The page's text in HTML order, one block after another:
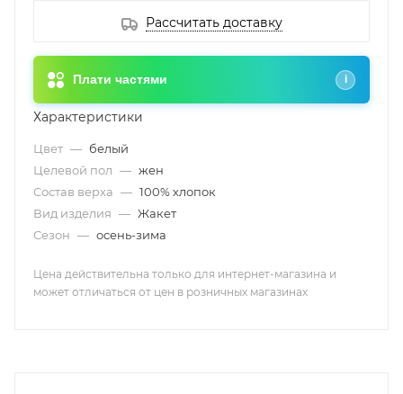
Рассчитать доставку
Плати частями i
Характеристики
Цвет — белый
Целевой пол — жен
Состав верха — 100% хлопок
Вид изделия — Жакет
Сезон — осень-зима
Цена действительна только для интернет-магазина и
может отличаться от цен в розничных магазинах